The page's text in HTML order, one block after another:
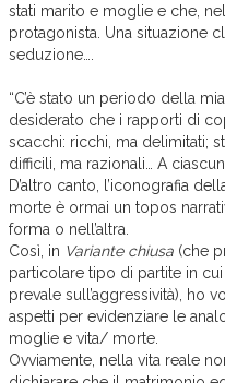
stati marito e moglie e che,
protagonista. Una situazione
seduzione….
“C’è stato un periodo della
desiderato che i rapporti di
scacchi: ricchi, ma delimitati;
difficili, ma razionali… A
D’altro canto, l’iconografia
morte è ormai un topos
forma o nell’altra.
Così, in Variante chiusa (che
particolare tipo di partite in
prevale sull’aggressività), ho
aspetti per evidenziare le
moglie e vita/ morte.
Ovviamente, nella vita reale